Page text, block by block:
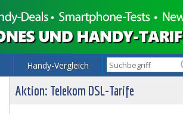
Handy-Vergleich
Aktion: Telekom DSL-Tarife